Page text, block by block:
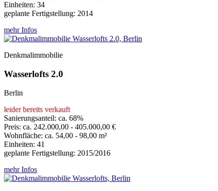
Einheiten: 34
geplante Fertigstellung: 2014
mehr Infos
Denkmalimmobilie
Wasserlofts 2.0
Berlin
leider bereits verkauft
Sanierungsanteil: ca. 68%
Preis: ca. 242.000,00 - 405.000,00 €
Wohnfläche: ca. 54,00 - 98,00 m²
Einheiten: 41
geplante Fertigstellung: 2015/2016
mehr Infos